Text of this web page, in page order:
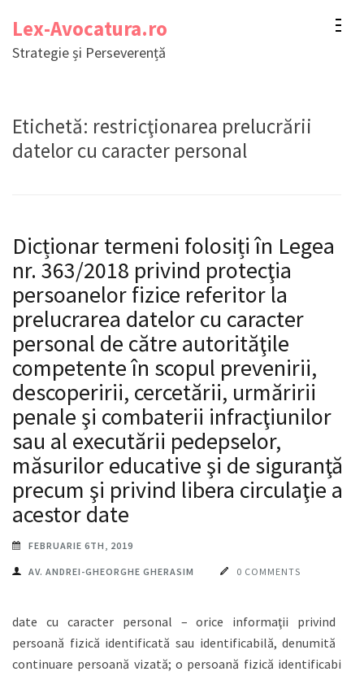
conținut
Lex-Avocatura.ro
Strategie și Perseverență
Etichetă: restricţionarea prelucrării
datelor cu caracter personal
Dicționar termeni folosiți în Legea
nr. 363/2018 privind protecţia
persoanelor fizice referitor la
prelucrarea datelor cu caracter
personal de către autorităţile
competente în scopul prevenirii,
descoperirii, cercetării, urmăririi
penale şi combaterii infracţiunilor
sau al executării pedepselor,
măsurilor educative şi de siguranţă,
precum şi privind libera circulaţie a
acestor date
FEBRUARIE 6TH, 2019
AV. ANDREI-GHEORGHE GHERASIM 0 COMMENTS
date cu caracter personal – orice informaţii privind o
persoană fizică identificată sau identificabilă, denumită în
continuare persoană vizată; o persoană fizică identificabilă